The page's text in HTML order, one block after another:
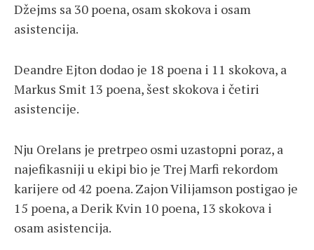
Džejms sa 30 poena, osam skokova i osam
asistencija.
Deandre Ejton dodao je 18 poena i 11 skokova, a
Markus Smit 13 poena, šest skokova i četiri
asistencije.
Nju Orelans je pretrpeo osmi uzastopni poraz, a
najefikasniji u ekipi bio je Trej Marfi rekordom
karijere od 42 poena. Zajon Vilijamson postigao je
15 poena, a Derik Kvin 10 poena, 13 skokova i
osam asistencija.